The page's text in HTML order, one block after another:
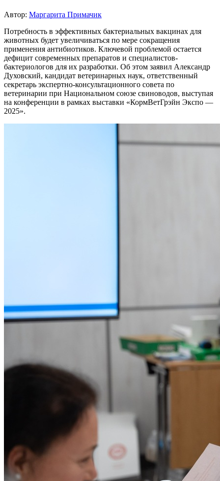
Автор: Маргарита Примачик
Потребность в эффективных бактериальных вакцинах для
животных будет увеличиваться по мере сокращения
применения антибиотиков. Ключевой проблемой остается
дефицит современных препаратов и специалистов-
бактериологов для их разработки. Об этом заявил Александр
Духовский, кандидат ветеринарных наук, ответственный
секретарь экспертно-консультационного совета по
ветеринарии при Национальном союзе свиноводов, выступая
на конференции в рамках выставки «КормВетГрэйн Экспо —
2025».